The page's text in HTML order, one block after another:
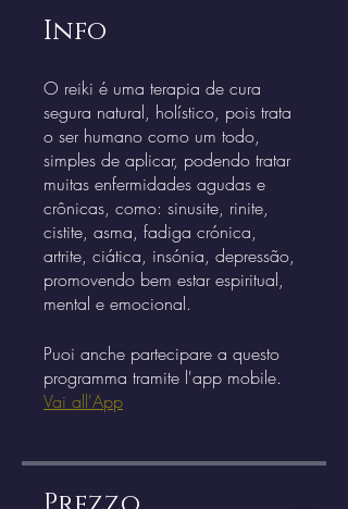
Info
O reiki é uma terapia de cura
segura natural, holístico, pois trata
o ser humano como um todo,
simples de aplicar, podendo tratar
muitas enfermidades agudas e
crônicas, como: sinusite, rinite,
cistite, asma, fadiga crónica,
artrite, ciática, insónia, depressão,
promovendo bem estar espiritual,
Puoi anche partecipare a questo
programma tramite l'app mobile.
Vai all'App